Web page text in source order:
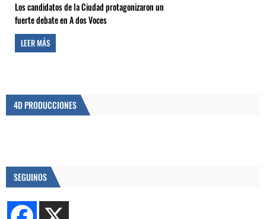
Los candidatos de la Ciudad protagonizaron un
fuerte debate en A dos Voces
LEER MÁS
4D PRODUCCIONES
SEGUINOS